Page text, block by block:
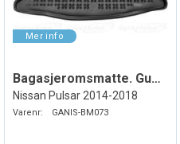
Bagasjeromsmatte. Gummi
Nissan Pulsar 2014-2018
Varenr: GANIS-BM073